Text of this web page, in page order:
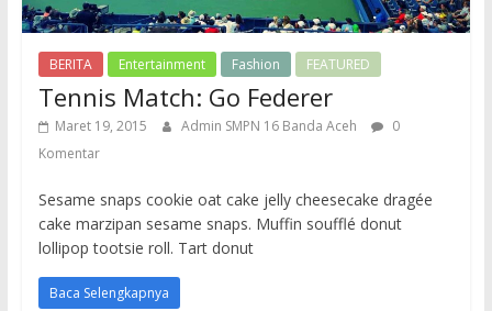
BERITA Entertainment Fashion FEATURED
Tennis Match: Go Federer
Maret 19, 2015 Admin SMPN 16 Banda Aceh
0
Komentar
Sesame snaps cookie oat cake jelly cheesecake dragée
cake marzipan sesame snaps. Muffin soufflé donut
lollipop tootsie roll. Tart donut
Baca Selengkapnya